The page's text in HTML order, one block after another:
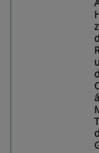
d